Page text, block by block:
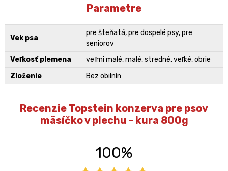
Parametre
Vek psa
pre šteňatá, pre dospelé psy, pre
seniorov
Veľkosť plemena
veľmi malé, malé, stredné, veľké, obrie
Zloženie
Bez obilnín
Recenzie Topstein konzerva pre psov
mäsíčko v plechu - kura 800g
100%